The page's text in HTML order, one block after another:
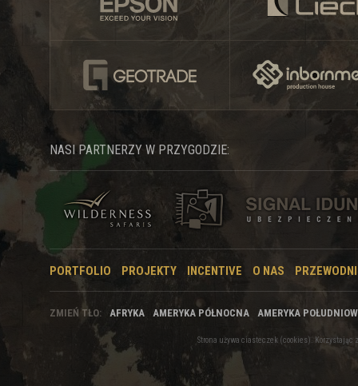
NASI PARTNERZY W PRZYGODZIE:
PORTFOLIO PROJEKTY INCENTIVE O NAS
ZMIEŃ TŁO: AFRYKA AMERYKA PÓŁNOCNA AMERYKA
Strona używa ciasteczek (cookies).